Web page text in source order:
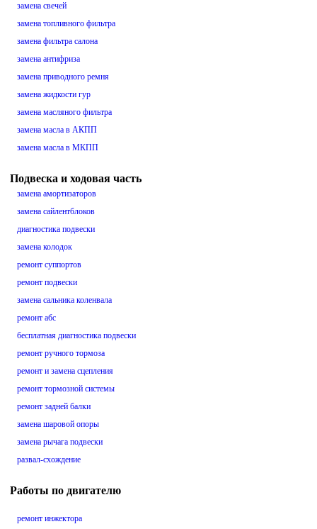
замена свечей
замена топливного фильтра
замена фильтра салона
замена антифриза
замена приводного ремня
замена жидкости гур
замена масляного фильтра
замена масла в АКПП
замена масла в МКПП
Подвеска и ходовая часть
замена амортизаторов
замена сайлентблоков
диагностика подвески
замена колодок
ремонт суппортов
ремонт подвески
замена сальника коленвала
ремонт абс
бесплатная диагностика подвески
ремонт ручного тормоза
ремонт и замена сцепления
ремонт тормозной системы
ремонт задней балки
замена шаровой опоры
замена рычага подвески
развал-схождение
Работы по двигателю
ремонт инжектора